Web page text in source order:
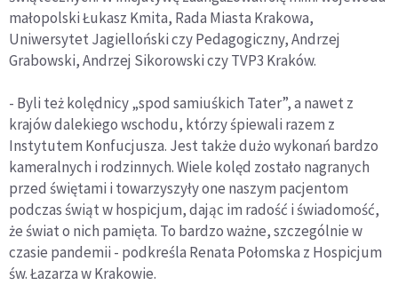
małopolski Łukasz Kmita, Rada Miasta Krakowa,
Uniwersytet Jagielloński czy Pedagogiczny, Andrzej
Grabowski, Andrzej Sikorowski czy TVP3 Kraków.
- Byli też kolędnicy „spod samiuśkich Tater”, a nawet z
krajów dalekiego wschodu, którzy śpiewali razem z
Instytutem Konfucjusza. Jest także dużo wykonań bardzo
kameralnych i rodzinnych. Wiele kolęd zostało nagranych
przed świętami i towarzyszyły one naszym pacjentom
podczas świąt w hospicjum, dając im radość i świadomość,
że świat o nich pamięta. To bardzo ważne, szczególnie w
czasie pandemii - podkreśla Renata Połomska z Hospicjum
św. Łazarza w Krakowie.